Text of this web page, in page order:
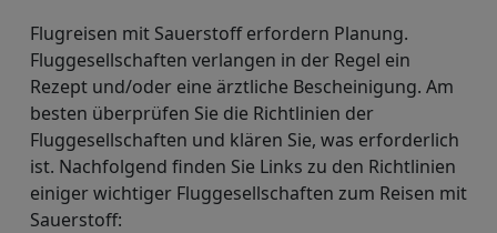
Flugreisen mit Sauerstoff erfordern Planung.
Fluggesellschaften verlangen in der Regel ein
Rezept und/oder eine ärztliche Bescheinigung. Am
besten überprüfen Sie die Richtlinien der
Fluggesellschaften und klären Sie, was erforderlich
ist. Nachfolgend finden Sie Links zu den Richtlinien
einiger wichtiger Fluggesellschaften zum Reisen mit
Sauerstoff: